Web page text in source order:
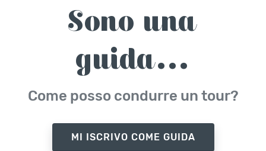
Sono una
guida...
Come posso condurre un tour?
MI ISCRIVO COME GUIDA